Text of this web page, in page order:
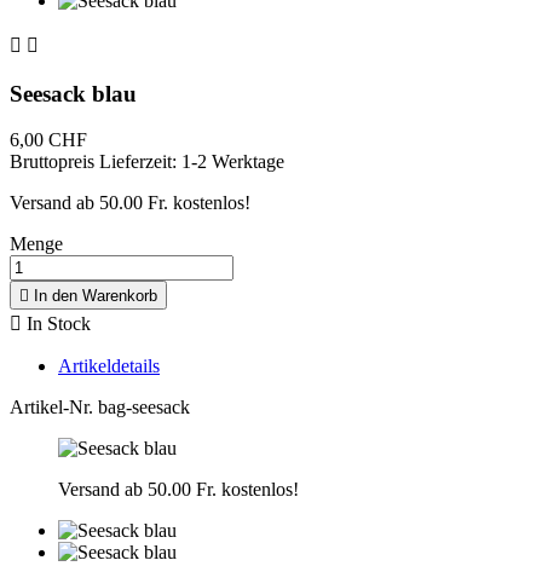
 
Seesack blau
6,00 CHF
Bruttopreis Lieferzeit: 1-2 Werktage
Versand ab 50.00 Fr. kostenlos!
Menge
 In den Warenkorb
 In Stock
Artikeldetails
Artikel-Nr. bag-seesack
Versand ab 50.00 Fr. kostenlos!